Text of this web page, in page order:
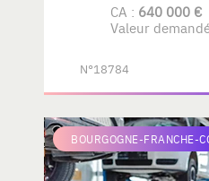
CA : 640 000 €
Valeur
N°18784
BOURGOGNE-FRANCHE-